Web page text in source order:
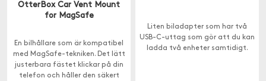
OtterBox Car Vent Mount
for MagSafe
En bilhållare som är kompatibel
med MagSafe-tekniken. Det lätt
justerbara fästet klickar på din
telefon och håller den säkert
Liten biladapter som har två
USB-C-uttag som gör att du kan
ladda två enheter samtidigt.